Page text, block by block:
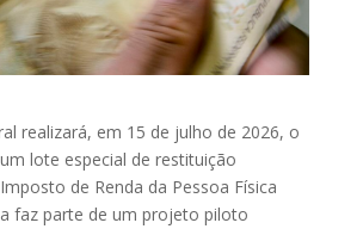
realizará, em 15 de julho de 2026, o
lote especial de restituição
de Renda da Pessoa Física
faz parte de um projeto piloto